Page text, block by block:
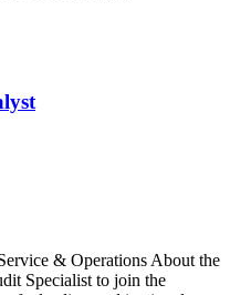
& Operations About the
Specialist to join the